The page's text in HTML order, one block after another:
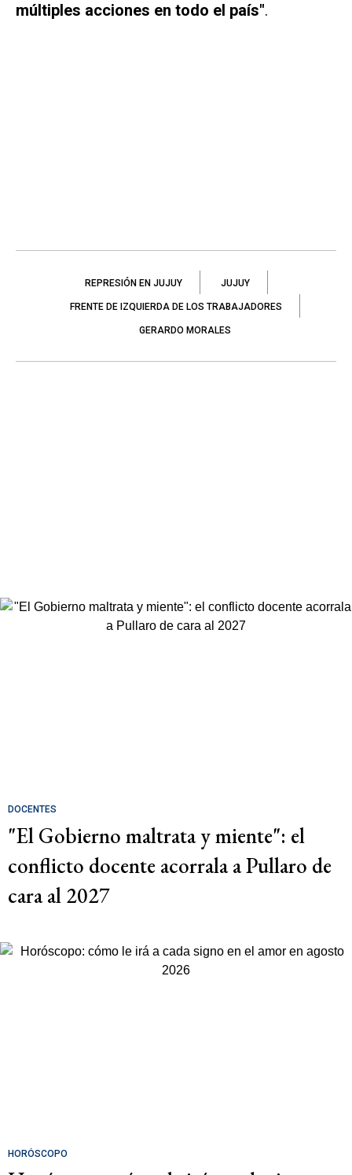
múltiples acciones en todo el país".
REPRESIÓN EN JUJUY JUJUY
FRENTE DE IZQUIERDA DE LOS TRABAJADORES
GERARDO MORALES
DOCENTES
"El Gobierno maltrata y miente": el
conflicto docente acorrala a Pullaro de
cara al 2027
HORÓSCOPO